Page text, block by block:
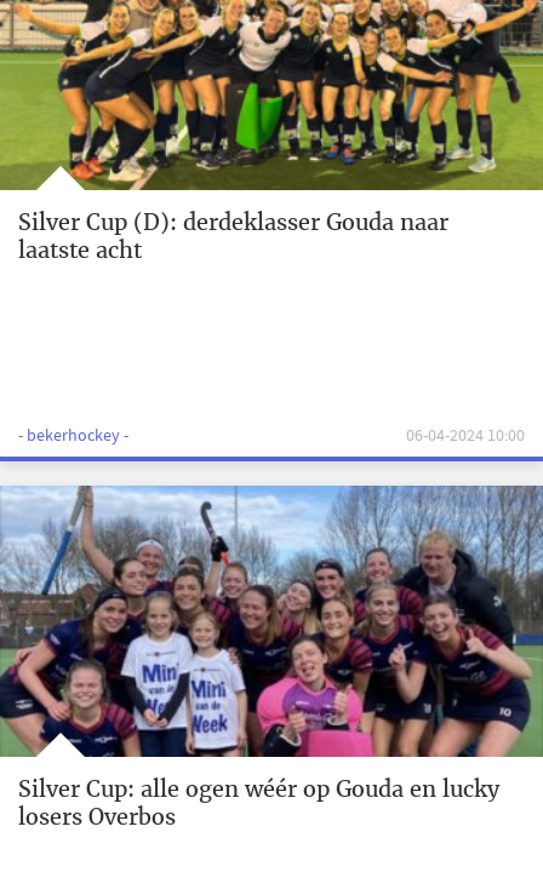
Silver Cup (D): derdeklasser Gouda naar
laatste acht
- bekerhockey - 06-04-2024 10:00
Silver Cup: alle ogen wéér op Gouda en lucky
losers Overbos